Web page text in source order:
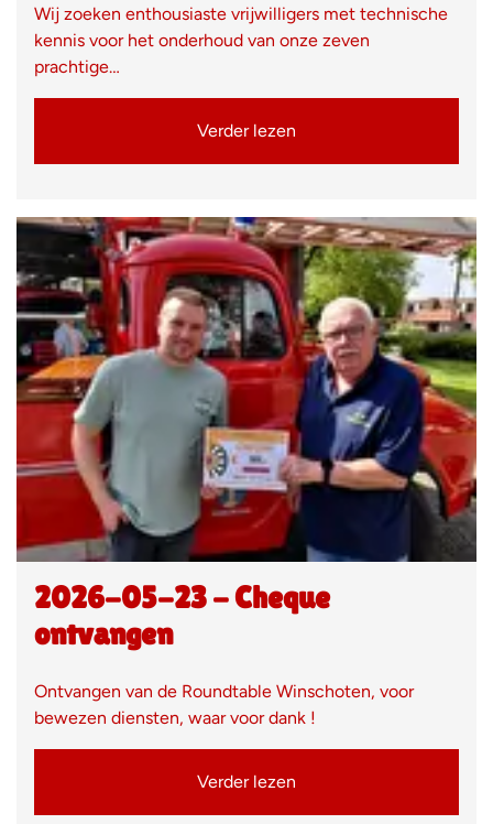
Wij zoeken enthousiaste vrijwilligers met technische
kennis voor het onderhoud van onze zeven
prachtige…
Verder lezen
2026-05-23 - Cheque
ontvangen
Ontvangen van de Roundtable Winschoten, voor
bewezen diensten, waar voor dank !
Verder lezen